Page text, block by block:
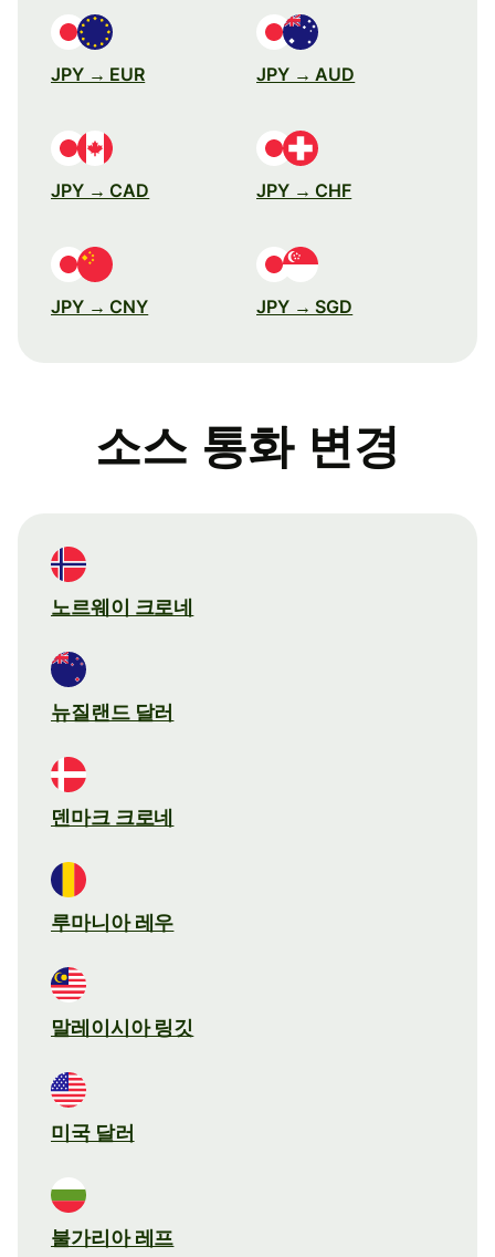
JPY → EUR JPY → AUD
JPY → CAD JPY → CHF
JPY → CNY JPY → SGD
소스 통화 변경
노르웨이 크로네
뉴질랜드 달러
덴마크 크로네
루마니아 레우
말레이시아 링깃
미국 달러
불가리아 레프